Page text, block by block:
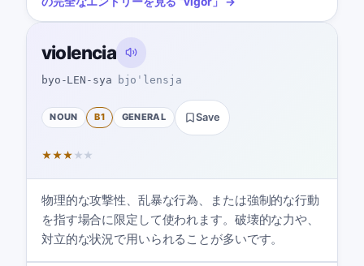
violencia
byo-LEN-sya bjoˈlensja
NOUN B1 GENERAL Save
★★★ ★ ★
物理的な攻撃性、乱暴な行為、または強制的な行動
を指す場合に限定して使われます。破壊的な力や、
対立的な状況で用いられることが多いです。